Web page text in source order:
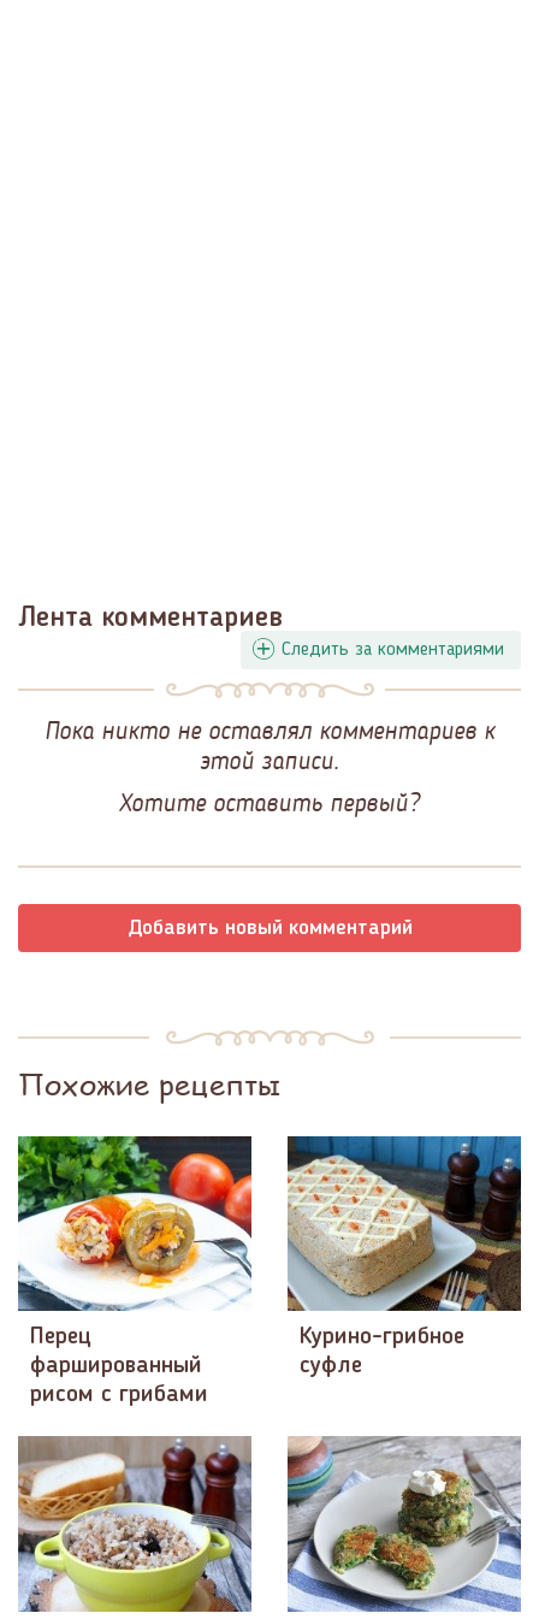
Лента комментариев
Следить за комментариями
Пока никто не оставлял комментариев к
этой записи.
Хотите оставить первый?
Добавить новый комментарий
Похожие рецепты
Перец
фаршированный
рисом с грибами
Курино-грибное
суфле